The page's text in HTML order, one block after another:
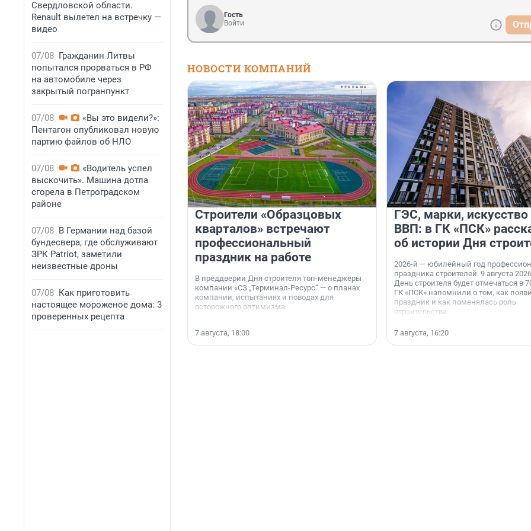
Свердловской области.
Renault вылетел на встречку —
видео
07/08 Гражданин Литвы
попытался прорваться в РФ
на автомобиле через
закрытый погранпункт
07/08
«Вы это видели?»:
Пентагон опубликовал новую
партию файлов об НЛО
07/08
«Водитель успел
выскочить». Машина дотла
сгорела в Петроградском
районе
07/08 В Германии над базой
бундесвера, где обслуживают
ЗРК Patriot, заметили
неизвестные дроны
07/08 Как приготовить
настоящее мороженое дома: 3
проверенных рецепта
Гость
Войти
НОВОСТИ КОМПАНИЙ
Строители «Образцовых
кварталов» встречают
профессиональный
праздник на работе
В преддверии Дня строителя топ-менеджеры
компании «СЗ „Терминал-Ресурс“ — о планах
компании, испытаниях и поводах для
осторожного оптимизма.
7 августа, 18:00
ГЭС, марки, искусство
ВВП: в ГК «ПСК»
об истории Дня
2026-й — юбилейный год
праздника строителей. 9 августа
День строителя будет отмечаться в
ГК «ПСК» напомнили о том, как
праздник и как поменялась роль
строительства.
7 августа, 16:20